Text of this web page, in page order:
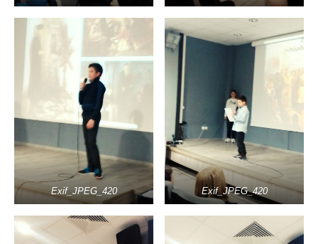
Exif_JPEG_420 Exif_JPEG_420